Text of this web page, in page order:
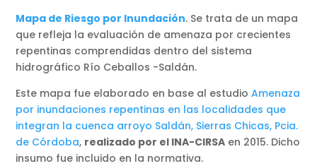
Mapa de Riesgo por Inundación. Se trata de un mapa
que refleja la evaluación de amenaza por crecientes
repentinas comprendidas dentro del sistema
hidrográfico Río Ceballos -Saldán.
Este mapa fue elaborado en base al estudioAmenaza
por inundaciones repentinas en las localidades que
integran la cuenca arroyo Saldán, Sierras Chicas, Pcia.
de Córdoba, realizado por el INA-CIRSA en 2015. Dicho
insumo fue incluido en la normativa.